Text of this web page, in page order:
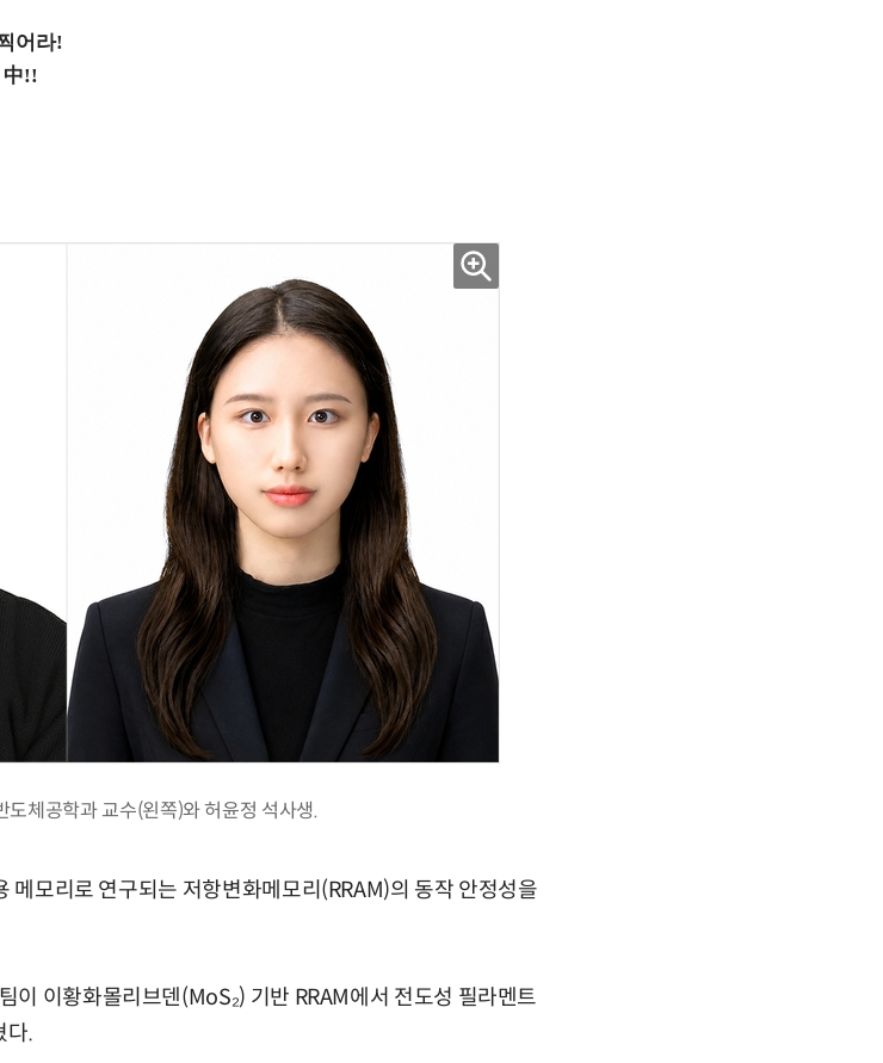
도체공학과 교수(왼쪽)와 허윤정 석사생.
메모리로 연구되는 저항변화메모리(RRAM)의 동작 안정성을
이 이황화몰리브덴(MoS₂) 기반 RRAM에서 전도성 필라멘트
다.